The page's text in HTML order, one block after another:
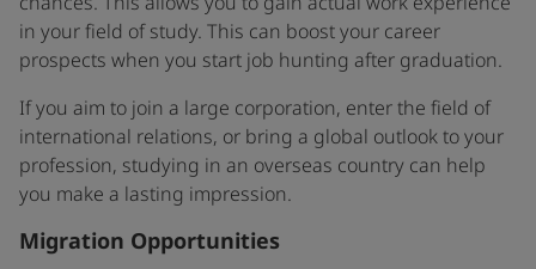
in your field of study. This can boost your career
prospects when you start job hunting after graduation.
If you aim to join a large corporation, enter the field of
international relations, or bring a global outlook to your
profession, studying in an overseas country can help
you make a lasting impression.
Migration Opportunities